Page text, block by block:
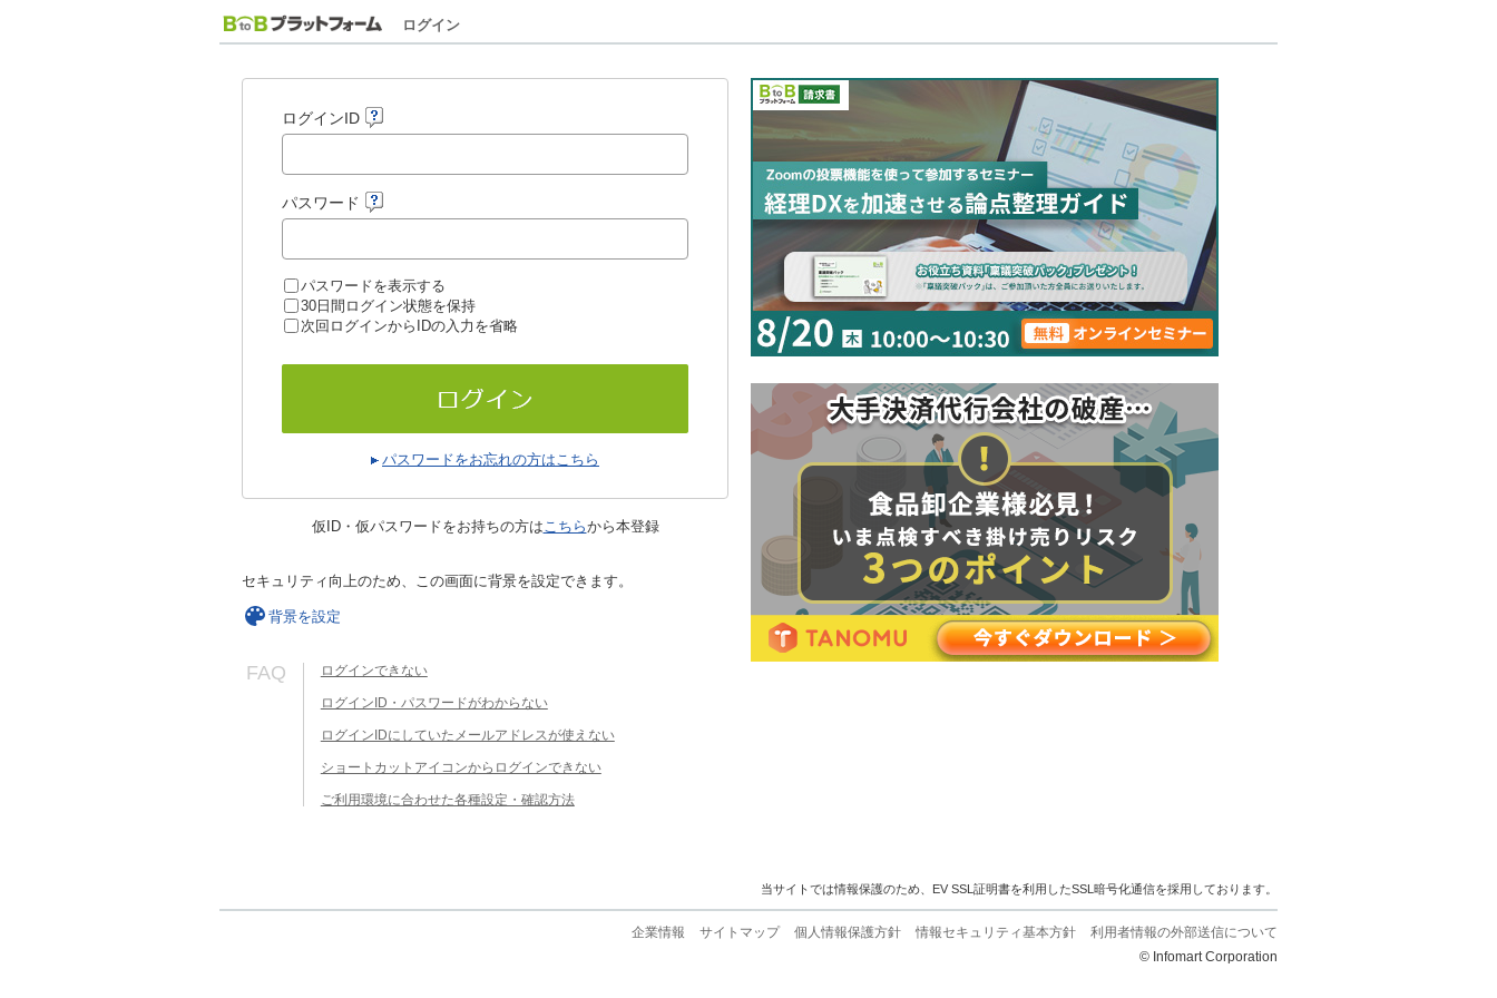
ログイン
ログインID
パスワード
パスワードを表示する
30日間ログイン状態を保持
次回ログインからIDの入力を省略
パスワードをお忘れの方はこちら
仮ID・仮パスワードをお持ちの方はこちらから本登録
セキュリティ向上のため、この画面に背景を設定できます。
背景を設定
FAQ ログインできない
ログインID・パスワードがわからない
ログインIDにしていたメールアドレスが使えない
ショートカットアイコンからログインできない
ご利用環境に合わせた各種設定・確認方法
当サイトでは情報保護のため、EV SSL証明書を利用したSSL暗号化通信を採用しております。
企業情報 サイトマップ 個人情報保護方針 情報セキュリティ基本方針
利用者情報の外部送信について
© Infomart Corporation